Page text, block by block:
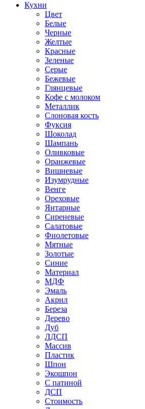
Кухни
Цвет
Белые
Черные
Желтые
Красные
Зеленые
Серые
Бежевые
Глянцевые
Кофе с молоком
Металлик
Слоновая кость
Фуксия
Шоколад
Шампань
Оливковые
Оранжевые
Вишневые
Изумрудные
Венге
Ореховые
Янтарные
Сиреневые
Салатовые
Фиолетовые
Мятные
Золотые
Синие
Материал
МДФ
Эмаль
Акрил
Береза
Дерево
Дуб
ЛДСП
Массив
Пластик
Шпон
Экошпон
С патиной
ДСП
Стоимость